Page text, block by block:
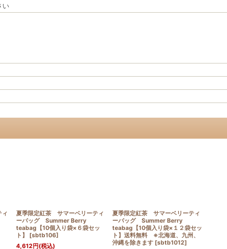
い
夏季限定紅茶 サマーベリーティ
ーバッグ Summer Berry
teabag【10個入り袋×６袋セッ
ト】
[sbtb106]
4,612円(税込)
夏季限定紅茶 サマーベリーティ
ーバッグ Summer Berry
teabag【10個入り袋×１２袋セッ
ト】送料無料 ※北海道、九州、
沖縄を除きます [sbtb1012]